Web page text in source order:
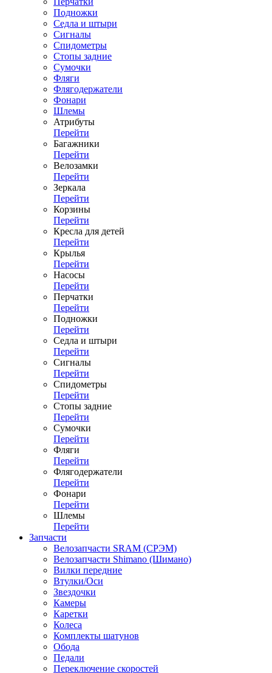
Подножки
Седла и штыри
Сигналы
Спидометры
Стопы задние
Сумочки
Фляги
Флягодержатели
Фонари
Шлемы
Атрибуты
Перейти
Багажники
Перейти
Велозамки
Перейти
Зеркала
Перейти
Корзины
Перейти
Кресла для детей
Перейти
Крылья
Перейти
Насосы
Перейти
Перчатки
Перейти
Подножки
Перейти
Седла и штыри
Перейти
Сигналы
Перейти
Спидометры
Перейти
Стопы задние
Перейти
Сумочки
Перейти
Фляги
Перейти
Флягодержатели
Перейти
Фонари
Перейти
Шлемы
Перейти
Запчасти
Велозапчасти SRAM (СРЭМ)
Велозапчасти Shimano (Шимано)
Вилки передние
Втулки/Оси
Звездочки
Камеры
Каретки
Колеса
Комплекты шатунов
Обода
Педали
Переключение скоростей